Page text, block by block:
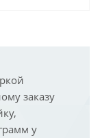
заказу
у